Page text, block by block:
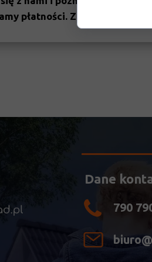
płatności. Zobacz
790
Dane